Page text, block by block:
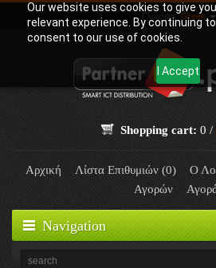
Our website uses cookies to give
relevant experience. By continuing
consent to our use of cookies.
I Accept
Γλώσσα:Greek
Shopping cart: 0 /
Αρχική Λίστα Επιθυμιών (0) Ο
Αγορών
Navigation